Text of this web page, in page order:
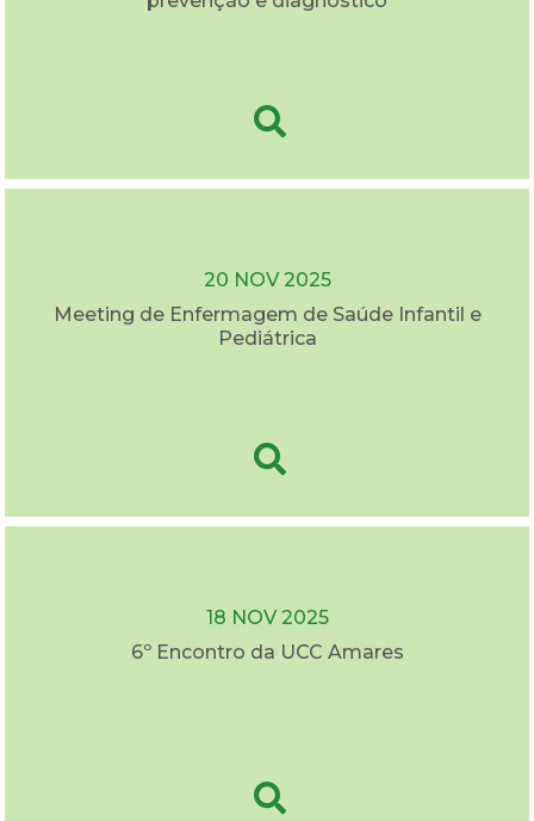
20 NOV 2025
Meeting de Enfermagem de Saúde Infantil e
Pediátrica
18 NOV 2025
6º Encontro da UCC Amares